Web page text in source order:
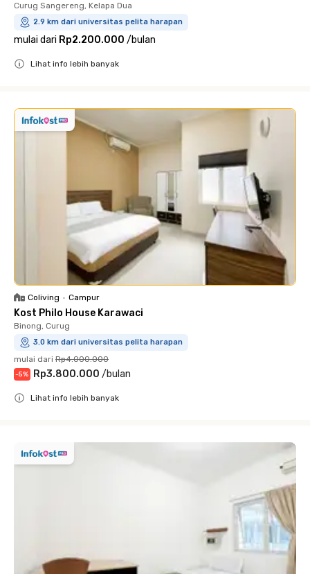
Curug Sangereng, Kelapa Dua
2.9 km dari universitas pelita harapan
mulai dari Rp2.200.000 /bulan
Lihat info lebih banyak
Coliving • Campur
Kost Philo House Karawaci
Binong, Curug
3.0 km dari universitas pelita harapan
mulai dari Rp4.000.000
-5% Rp3.800.000 /bulan
Lihat info lebih banyak